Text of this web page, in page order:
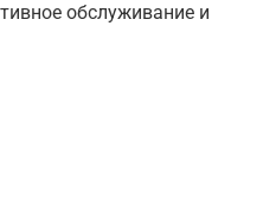
обслуживание и